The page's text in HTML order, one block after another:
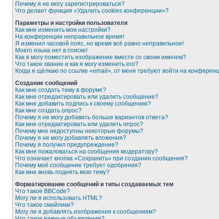
Почему я не могу зарегистрироваться?
Что делает функция «Удалить cookies конференции»?
Параметры и настройки пользователя
Как мне изменить мои настройки?
На конференции неправильное время!
Я изменил часовой пояс, но время всё равно неправильное!
Моего языка нет в списке!
Как я могу поместить изображение вместе со своим именем?
Что такое звание и как я могу изменить его?
Когда я щёлкаю по ссылке «email», от меня требуют войти на
Создание сообщений
Как мне создать тему в форуме?
Как мне отредактировать или удалить сообщение?
Как мне добавить подпись к своему сообщению?
Как мне создать опрос?
Почему я не могу добавить больше вариантов ответа?
Как мне отредактировать или удалить опрос?
Почему мне недоступны некоторые форумы?
Почему я не могу добавлять вложения?
Почему я получил предупреждение?
Как мне пожаловаться на сообщения модератору?
Что означает кнопка «Сохранить» при создании сообщения?
Почему моё сообщение требует одобрения?
Как мне вновь поднять мою тему?
Форматирование сообщений и типы создаваемых тем
Что такое BBCode?
Могу ли я использовать HTML?
Что такое смайлики?
Могу ли я добавлять изображения к сообщениям?